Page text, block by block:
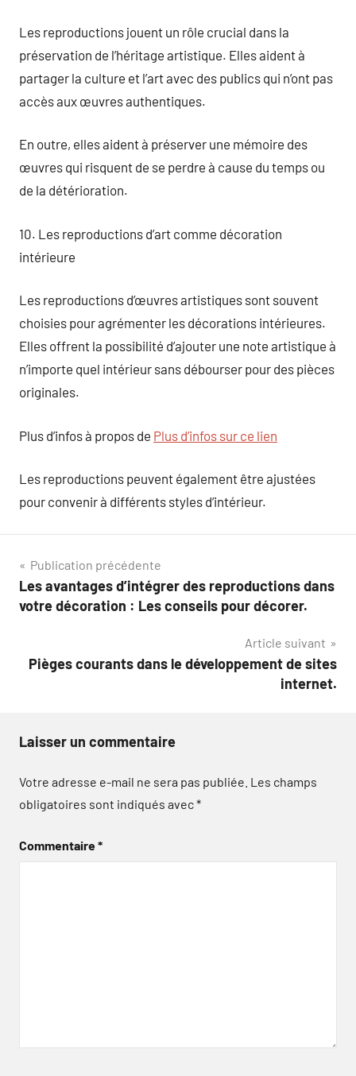
Les reproductions jouent un rôle crucial dans la
préservation de l’héritage artistique. Elles aident à
partager la culture et l’art avec des publics qui n’ont pas
accès aux œuvres authentiques.
En outre, elles aident à préserver une mémoire des
œuvres qui risquent de se perdre à cause du temps ou
de la détérioration.
10. Les reproductions d’art comme décoration
intérieure
Les reproductions d’œuvres artistiques sont souvent
choisies pour agrémenter les décorations intérieures.
Elles offrent la possibilité d’ajouter une note artistique à
n’importe quel intérieur sans débourser pour des pièces
originales.
Plus d’infos à propos de Plus d’infos sur ce lien
Les reproductions peuvent également être ajustées
pour convenir à différents styles d’intérieur.
Navigation
de
Publication précédente
Les avantages d’intégrer des reproductions dans
votre décoration : Les conseils pour décorer.
Article suivant
Pièges courants dans le développement de sites
internet.
Laisser un commentaire
Votre adresse e-mail ne sera pas publiée. Les champs
obligatoires sont indiqués avec*
Commentaire*